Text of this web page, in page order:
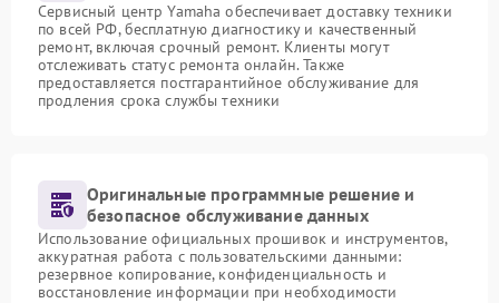
Сервисный центр Yamaha обеспечивает доставку техники
по всей РФ, бесплатную диагностику и качественный
ремонт, включая срочный ремонт. Клиенты могут
отслеживать статус ремонта онлайн. Также
предоставляется постгарантийное обслуживание для
продления срока службы техники
Оригинальные программные решение и
безопасное обслуживание данных
Использование официальных прошивок и инструментов,
аккуратная работа с пользовательскими данными:
резервное копирование, конфиденциальность и
восстановление информации при необходимости